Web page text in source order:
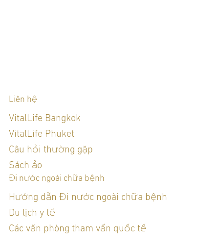
Liên hệ
VitalLife Bangkok
VitalLife Phuket
Câu hỏi thường gặp
Sách ảo
Đi nước ngoài chữa bệnh
Hướng dẫn Đi nước ngoài chữa bệnh
Du lịch y tế
Các văn phòng tham vấn quốc tế